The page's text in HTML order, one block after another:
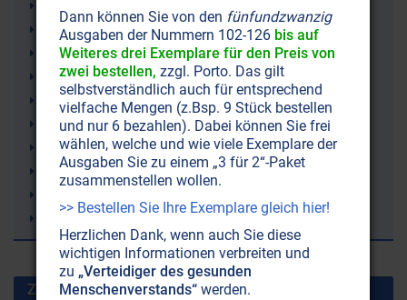
Hiram Abiff
Ägypten
Hebräer
Großer Baumeister
Gnostiker
Gnosis
Weltgeschichte
Babylon
Zuletzt gesuchte Stichworte
Dann können Sie von den fünfundzwanzig
Ausgaben der Nummern 102-126 bis auf
Weiteres drei Exemplare für den Preis von
zwei bestellen, zzgl. Porto. Das gilt
selbstverständlich auch für entsprechend
vielfache Mengen (z.Bsp. 9 Stück bestellen
und nur 6 bezahlen). Dabei können Sie frei
wählen, welche und wie viele Exemplare der
Ausgaben Sie zu einem „3 für 2“-Paket
zusammenstellen wollen.
>> Bestellen Sie Ihre Exemplare gleich hier!
Herzlichen Dank, wenn auch Sie diese
wichtigen Informationen verbreiten und
zu „Verteidiger des gesunden
Menschenverstands“ werden.